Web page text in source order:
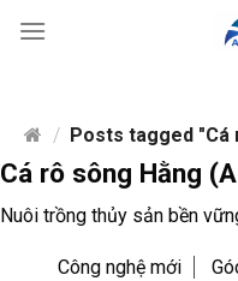
content
/ Posts tagged "Cá
Cá rô sông Hằng
Nuôi trồng thủy sản bền
Công nghệ mới